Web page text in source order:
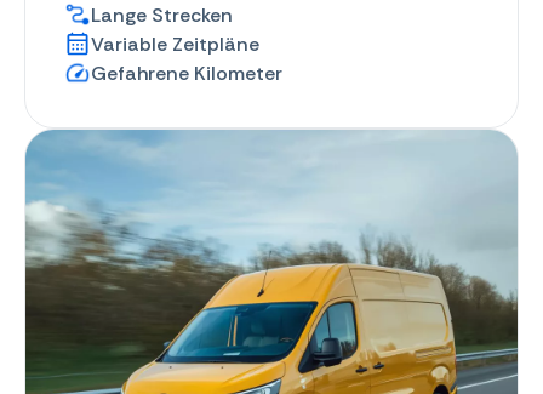
Lange Strecken
Variable Zeitpläne
Gefahrene Kilometer